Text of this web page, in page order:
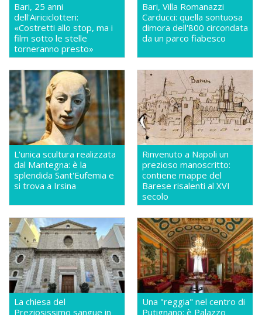
Bari, 25 anni
dell'Airiciclotteri:
«Costretti allo stop, ma i
film sotto le stelle
torneranno presto»
Bari, Villa Romanazzi
Carducci: quella sontuosa
dimora dell'800 circondata
da un parco fiabesco
L'unica scultura realizzata
dal Mantegna: è la
splendida Sant'Eufemia e
si trova a Irsina
Rinvenuto a Napoli un
prezioso manoscritto:
contiene mappe del
Barese risalenti al XVI
secolo
La chiesa del
Preziosissimo sangue in
Una "reggia" nel centro di
Putignano: è Palazzo